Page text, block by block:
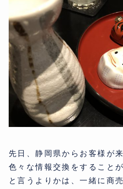
先日、静岡県からお客様が
色々な情報交換をすること
と言うよりかは、一緒に商